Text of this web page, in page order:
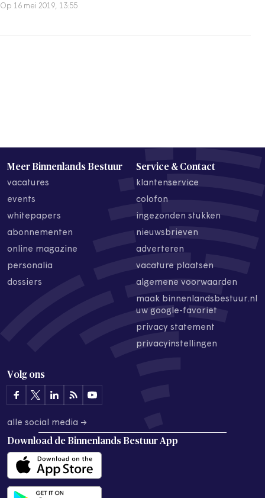
Op 16 mei 2019, 13:55
Meer Binnenlands Bestuur
vacatures
events
whitepapers
abonnementen
online magazine
personalia
dossiers
Service & Contact
klantenservice
colofon
ingezonden stukken
nieuwsbrieven
adverteren
vacature plaatsen
algemene voorwaarden
maak binnenlandsbestuur.nl
uw google-favoriet
privacy statement
privacyinstellingen
Volg ons
alle social media →
Download de Binnenlands Bestuur App